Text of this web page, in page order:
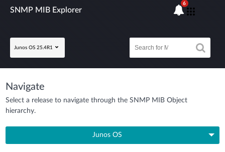
SNMP MIB Explorer
Junos OS 25.4R1
6
Navigate
Select a release to navigate through the SNMP MIB Object
hierarchy.
Junos OS